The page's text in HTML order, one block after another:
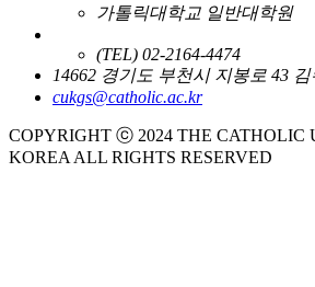
가톨릭대학교 일반대학원
(TEL) 02-2164-4474
14662 경기도 부천시 지봉로 43
cukgs@catholic.ac.kr
COPYRIGHT ⓒ 2024 THE CATHOLIC
KOREA ALL RIGHTS RESERVED